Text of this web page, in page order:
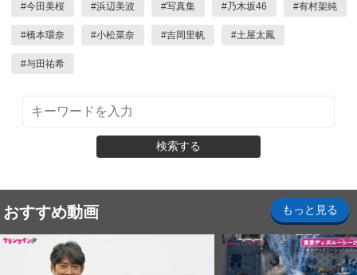
#今田美桜 #浜辺美波 #写真集 #乃木坂46 #有村架純
#橋本環奈 #小松菜奈 #吉岡里帆 #土屋太鳳
#与田祐希
検索する
おすすめ動画 もっと見る